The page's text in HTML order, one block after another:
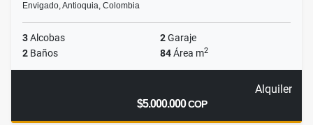
Envigado, Antioquia, Colombia
3Alcobas 2Garaje
2 Baños 84Área m2
Alquiler
$5.000.000COP